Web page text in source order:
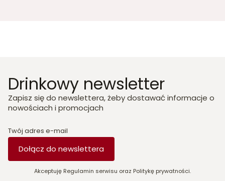
Drinkowy newsletter
Zapisz się do newslettera, żeby dostawać informacje o
nowościach i promocjach
Twój adres e-mail
Dołącz do newslettera
Akceptuję Regulamin serwisu oraz Politykę prywatności.